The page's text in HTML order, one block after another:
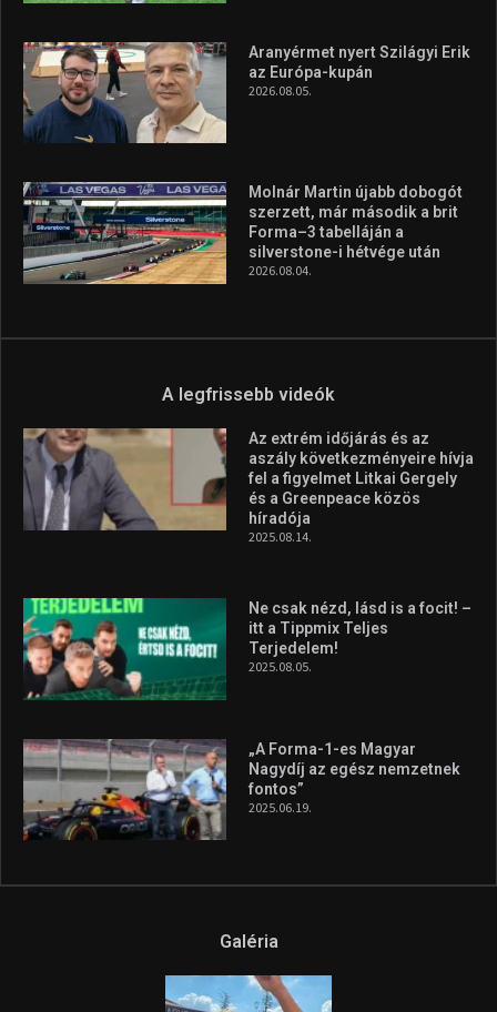
Aranyérmet nyert Szilágyi Erik
az Európa-kupán
2026.08.05.
Molnár Martin újabb dobogót
szerzett, már második a brit
Forma–3 tabelláján a
silverstone-i hétvége után
2026.08.04.
A legfrissebb videók
Az extrém időjárás és az
aszály következményeire hívja
fel a figyelmet Litkai Gergely
és a Greenpeace közös
híradója
2025.08.14.
Ne csak nézd, lásd is a focit! –
itt a Tippmix Teljes
Terjedelem!
2025.08.05.
„A Forma-1-es Magyar
Nagydíj az egész nemzetnek
fontos”
2025.06.19.
Galéria